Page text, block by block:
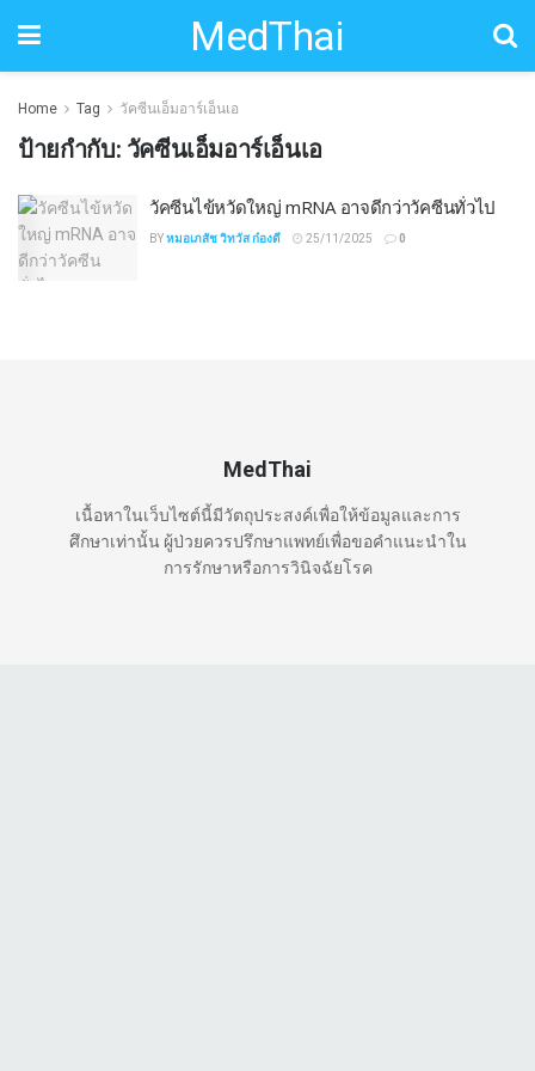
MedThai
Home Tag วัคซีนเอ็มอาร์เอ็นเอ
ป้ายกำกับ: วัคซีนเอ็มอาร์เอ็นเอ
วัคซีนไข้หวัดใหญ่ mRNA อาจดีกว่าวัคซีนทั่วไป
BYหมอเภสัช วิทวัส ก๋องดี 25/11/2025 0
MedThai
เนื้อหาในเว็บไซต์นี้มีวัตถุประสงค์เพื่อให้ข้อมูลและการ
ศึกษาเท่านั้น ผู้ป่วยควรปรึกษาแพทย์เพื่อขอคำแนะนำใน
การรักษาหรือการวินิจฉัยโรค